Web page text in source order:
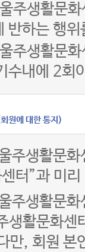
주생활문화
반하는 행
주생활문화
수내에 2회
원에 대한 통지)
주생활문
터”과 미
주생활문
생활문화센
만, 회원 본